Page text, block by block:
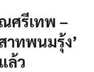
ณศรีเทพ –
าทพนมรุ้ง’
ล้ว